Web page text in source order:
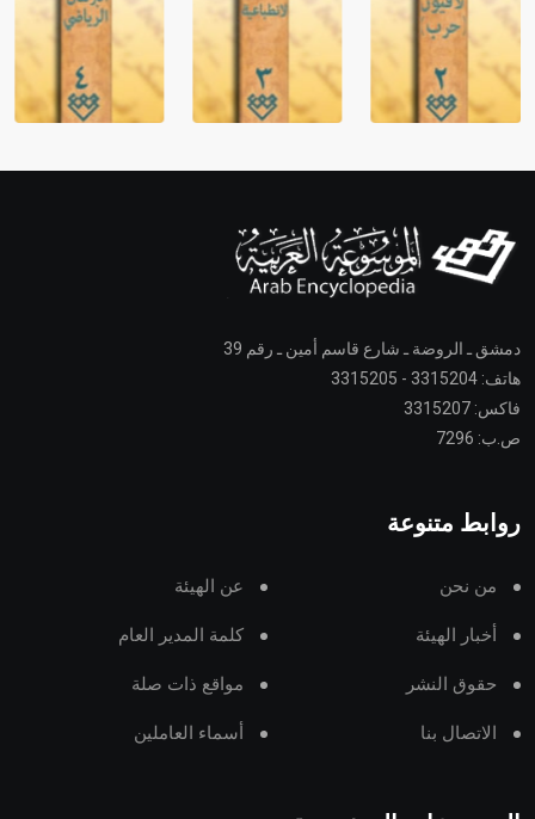
دمشق ـ الروضة ـ شارع قاسم أمين ـ رقم 39
هاتف: 3315204 - 3315205
فاكس: 3315207
ص.ب: 7296
روابط متنوعة
من نحن عن الهيئة
أخبار الهيئة كلمة المدير العام
حقوق النشر مواقع ذات صلة
الاتصال بنا أسماء العاملين